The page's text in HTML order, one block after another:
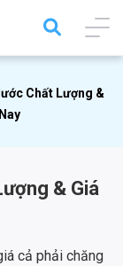
Chất Lượng &
& Giá
cả phải chăng